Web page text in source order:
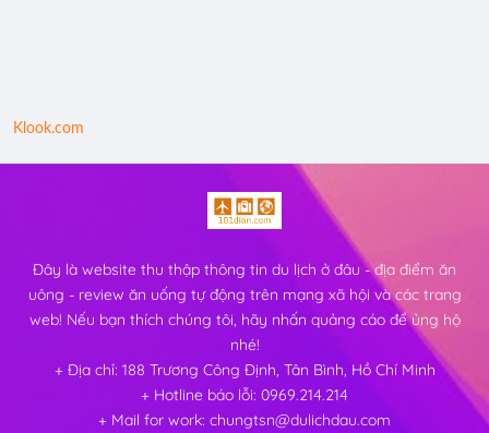
Klook.com
Đây là website thu thập thông tin du lịch ở đâu - địa điểm ăn
uông - review ăn uống tự động trên mạng xã hội và các trang
web! Nếu bạn thích chúng tôi, hãy nhấn quảng cáo để ủng hộ
nhé!
+ Địa chỉ: 188 Trương Công Định, Tân Bình, Hồ Chí Minh
+ Hotline báo lỗi: 0969.214.214
+ Mail for work: chungtsn@dulichdau.com